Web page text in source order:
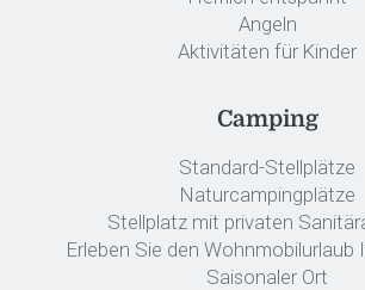
Angeln
Aktivitäten für Kinder
Camping
Standard-Stellplätze
Naturcampingplätze
Stellplatz mit privaten
Erleben Sie den Wohnmobilurlaub
Saisonaler Ort